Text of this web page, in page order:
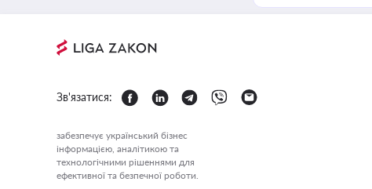
Зв'язатися:
забезпечує український бізнес
інформацією, аналітикою та
технологічними рішеннями для
ефективної та безпечної роботи.